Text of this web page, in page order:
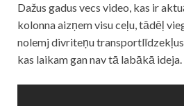
Dažus gadus vecs video, kas ir
kolonna aizņem visu ceļu, tādēļ
nolemj divriteņu
kas laikam gan nav tā labākā ideja.